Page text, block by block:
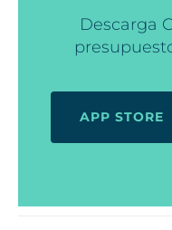
Descarga
APP STORE